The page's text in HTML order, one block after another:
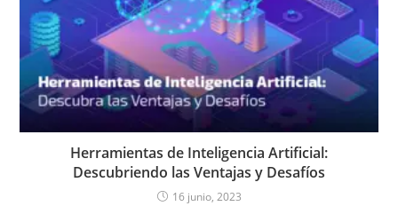
Herramientas de Inteligencia Artificial:
Descubriendo las Ventajas y Desafíos
16 junio, 2023